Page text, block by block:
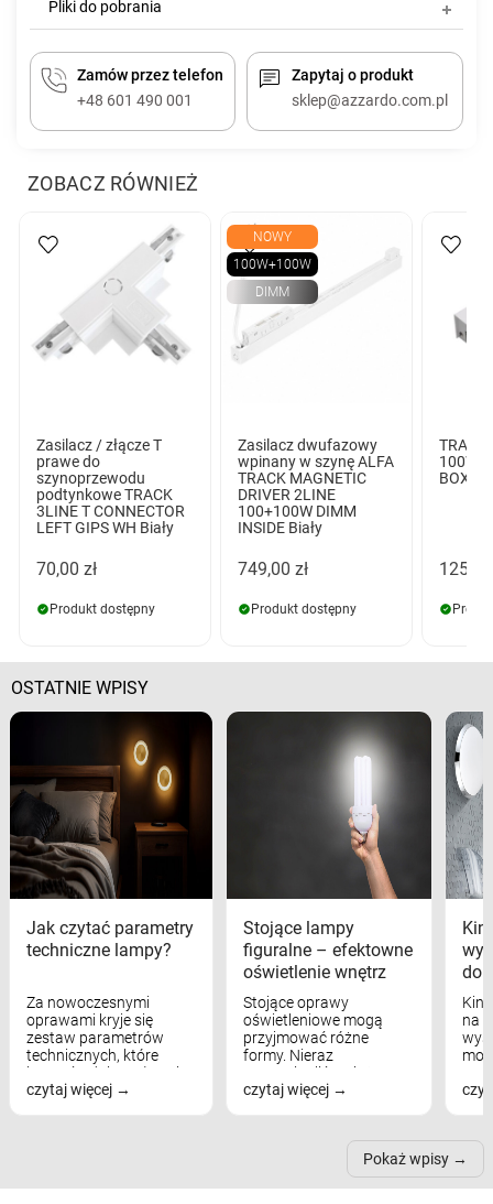
Pliki do pobrania
Zamów przez telefon
+48 601 490 001
Zapytaj o produkt
sklep@azzardo.com.pl
ZOBACZ RÓWNIEŻ
Zasilacz / złącze T
prawe do
szynoprzewodu
podtynkowe TRACK
3LINE T CONNECTOR
LEFT GIPS WH Biały
70,00 zł
Produkt dostępny
NOWY
100W+100W
DIMM
Zasilacz dwufazowy
wpinany w szynę ALFA
TRACK MAGNETIC
DRIVER 2LINE
100+100W DIMM
INSIDE Biały
749,00 zł
Produkt dostępny
TRACK
100W
BOX
125,00
OSTATNIE WPISY
Jak czytać parametry
techniczne lampy?
Za nowoczesnymi
oprawami kryje się
zestaw parametrów
technicznych, które
bezpośrednio wpływają
na komfort widzenia,
czytaj więcej
Stojące lampy
figuralne – efektowne
oświetlenie wnętrz
Stojące oprawy
oświetleniowe mogą
przyjmować różne
formy. Nieraz
wspominaliśmy już
modele na łukowych
nich może przydać się w
czytaj więcej
na
Pokaż wpisy